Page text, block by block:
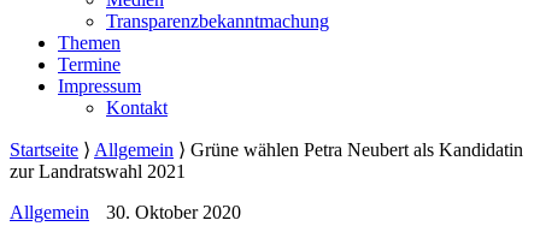
Transparenzbekanntmachung
Themen
Termine
Impressum
Kontakt
Startseite ⟩ Allgemein ⟩ Grüne wählen Petra Neubert als Kandidatin
zur Landratswahl 2021
Allgemein
30. Oktober 2020